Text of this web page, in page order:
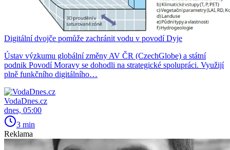
Digitální dvojče pomůže zachránit vodu v povodí Dyje
Ústav výzkumu globální změny AV ČR (CzechGlobe) a státní
podnik Povodí Moravy se dohodli na strategické spolupráci. Využijí
plně funkčního digitálního…
VodaDnes.cz
dnes, 05:00
3 min
Reklama